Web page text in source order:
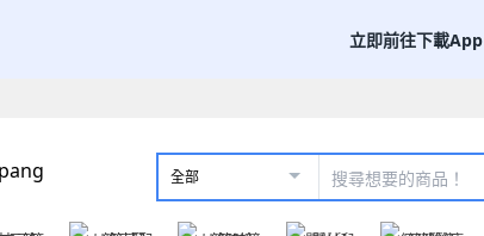
立即前往下載App
全部